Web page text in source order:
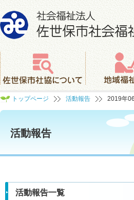
社会福祉法人 佐世保市社会福祉協議会
佐世保市社協について
地域福祉活動
トップページ
活動報告 2019年
活動報告
活動報告一覧